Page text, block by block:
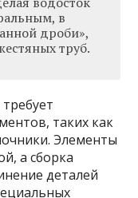
в
дроби»,
труб.
таких как
Элементы
а сборка
деталей